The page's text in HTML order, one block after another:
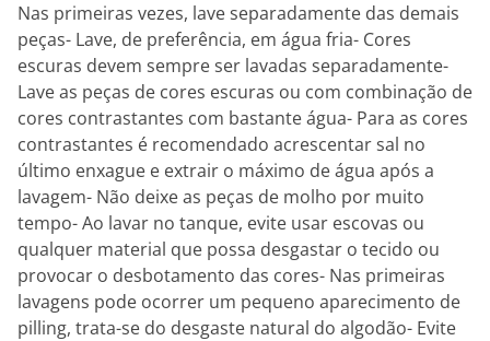
Nas primeiras vezes, lave separadamente das demais
peças- Lave, de preferência, em água fria- Cores
escuras devem sempre ser lavadas separadamente-
Lave as peças de cores escuras ou com combinação de
cores contrastantes com bastante água- Para as cores
contrastantes é recomendado acrescentar sal no
último enxague e extrair o máximo de água após a
lavagem- Não deixe as peças de molho por muito
tempo- Ao lavar no tanque, evite usar escovas ou
qualquer material que possa desgastar o tecido ou
provocar o desbotamento das cores- Nas primeiras
lavagens pode ocorrer um pequeno aparecimento de
pilling, trata-se do desgaste natural do algodão- Evite